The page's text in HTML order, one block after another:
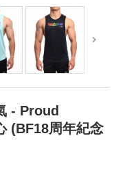
- Proud
(BF18周年紀念